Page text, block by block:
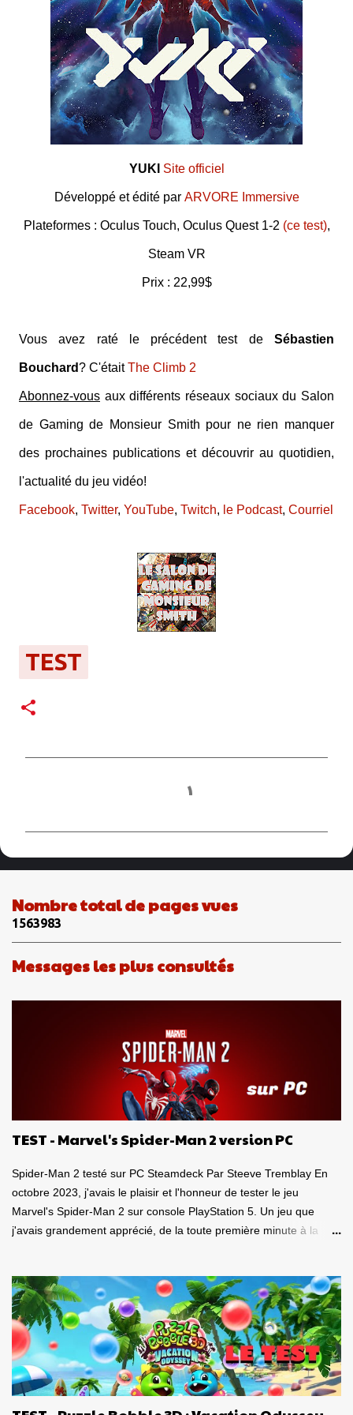
YUKI Site officiel
Développé et édité par ARVORE Immersive
Plateformes : Oculus Touch, Oculus Quest 1-2 (ce test),
Steam VR
Prix : 22,99$
Vous avez raté le précédent test de Sébastien
Bouchard? C'étaitThe Climb 2
Abonnez-vous aux différents réseaux sociaux du Salon
de Gaming de Monsieur Smith pour ne rien manquer
des prochaines publications et découvrir au quotidien,
l'actualité du jeu vidéo!
Facebook, Twitter, YouTube, Twitch, le Podcast, Courriel
TEST
e
t
i
e
Nombre total de pages vues
1 563983
Messages les plus consultés
TEST - Marvel's Spider-Man 2 version PC
Spider-Man 2 testé sur PC Steamdeck Par Steeve Tremblay En
octobre 2023, j'avais le plaisir et l'honneur de tester le jeu
Marvel's Spider-Man 2 sur console PlayStation 5. Un jeu que
j'avais grandement apprécié, de la toute première minute à la
Pour revoir mon test, c'est par ici . Lorsque PlayStation Canada
nous a contacté il y a deux semaines pour faire le test de la
version PC, laquelle a vu le jour le 30 janvier dernier, je me suis
tout de suite dit : Ça serait génial d'y retourner, mais de façon
portable! Ouiiii, vous l'aurez deviné, je suis plongé dans le test de
Marvel's Spider-Man 2 PC sur la portable de Valve, ma